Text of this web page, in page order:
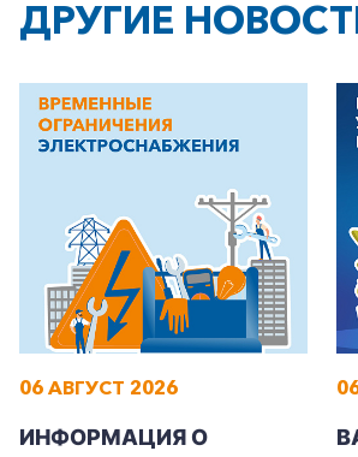
ДРУГИЕ
06 АВГУСТ 2026
ИНФОРМАЦИЯ О